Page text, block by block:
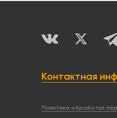
Контактная
Политика обработки